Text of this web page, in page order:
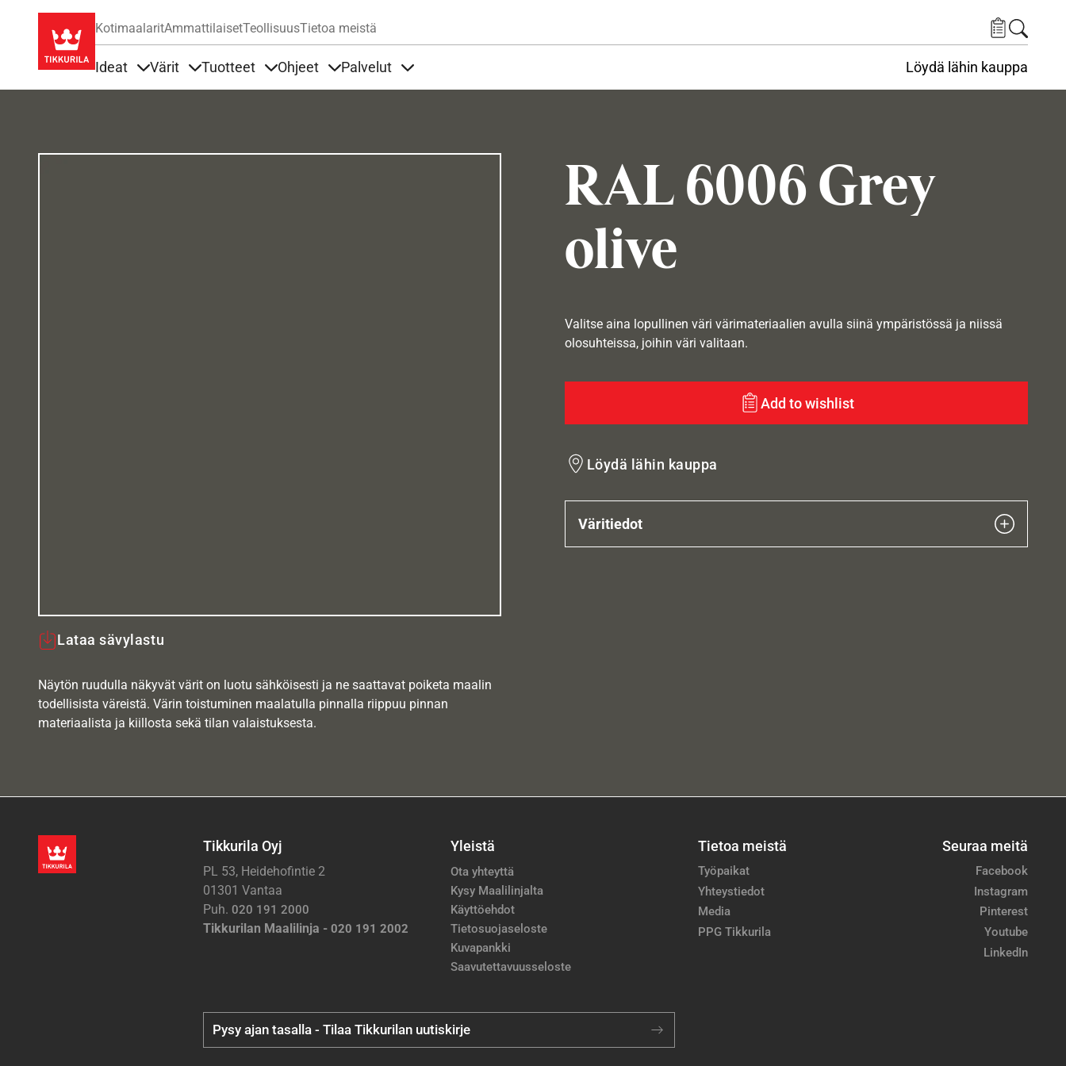
KotimaalaritAmmattilaisetTeollisuusTietoa meistä
Ideat Värit Tuotteet Ohjeet Palvelut Löydä lähin kauppa
RAL 6006 Grey
olive
Lataa sävylastu
Näytön ruudulla näkyvät värit on luotu sähköisesti ja ne saattavat poiketa maalin
todellisista väreistä. Värin toistuminen maalatulla pinnalla riippuu pinnan
materiaalista ja kiillosta sekä tilan valaistuksesta.
Valitse aina lopullinen väri värimateriaalien avulla siinä ympäristössä ja niissä
olosuhteissa, joihin väri valitaan.
Add to wishlist
Löydä lähin kauppa
Väritiedot
Tikkurila Oyj
PL 53, Heidehofintie 2
01301 Vantaa
Puh. 020 191 2000
Tikkurilan Maalilinja - 020 191 2002
Yleistä
Ota yhteyttä
Kysy Maalilinjalta
Käyttöehdot
Tietosuojaseloste
Kuvapankki
Saavutettavuusseloste
Tietoa meistä
Työpaikat
Yhteystiedot
Media
PPG Tikkurila
Seuraa meitä
Facebook
Instagram
Pinterest
Youtube
LinkedIn
Pysy ajan tasalla - Tilaa Tikkurilan uutiskirje